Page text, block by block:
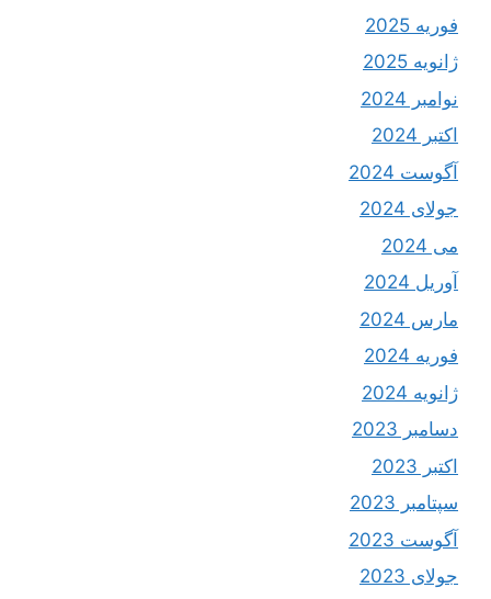
فوریه 2025
ژانویه 2025
نوامبر 2024
اکتبر 2024
آگوست 2024
جولای 2024
می 2024
آوریل 2024
مارس 2024
فوریه 2024
ژانویه 2024
دسامبر 2023
اکتبر 2023
سپتامبر 2023
آگوست 2023
جولای 2023